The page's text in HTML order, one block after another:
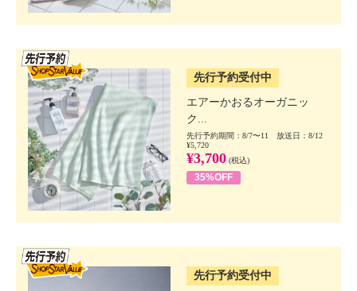
先行予約受付中
エアーかおるオーガニッ
ク...
先行予約期間：8/7〜11 放送日：8/12
¥5,720
¥3,700 (税込)
35%OFF
先行予約受付中